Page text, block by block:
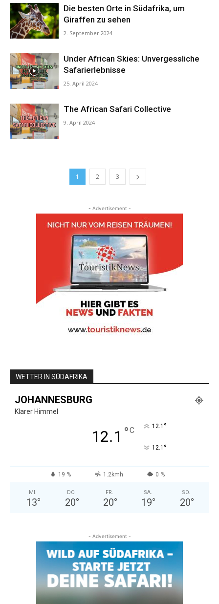
Die besten Orte in Südafrika, um
Giraffen zu sehen
2. September 2024
Under African Skies: Unvergessliche
Safarierlebnisse
25. April 2024
The African Safari Collective
9. April 2024
1 2 3
- Advertisement -
WETTER IN SÜDAFRIKA
JOHANNESBURG
Klarer Himmel
12.1 °C 12.1 °
12.1 °
19 % 1.2kmh 0 %
MI.
13°
DO.
20°
FR.
20°
SA.
19°
SO.
20°
- Advertisement -